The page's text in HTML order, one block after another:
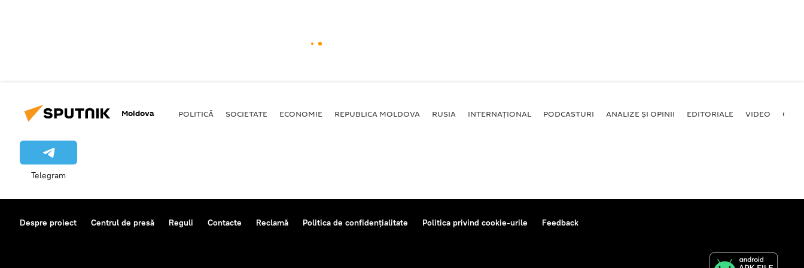
Moldova POLITICĂ SOCIETATE ECONOMIE REPUBLICA MOLDOVA RUSIA INTERNAȚIONAL PODCASTURI ANALIZE ȘI OPINII EDITORIALE VIDEO
Telegram
Despre proiect Centrul de presă Reguli Contacte Reclamă Politica de confidențialitate Politica privind cookie-urile Feedback